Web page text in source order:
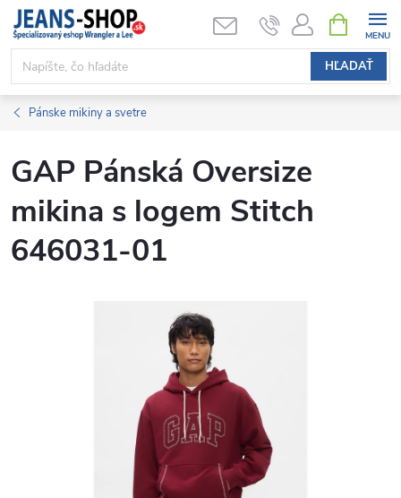
Prejsť
obsah
HĽADAŤ
KOŠÍK
Pánske mikiny a svetre
GAP Pánská Oversize
mikina s logem Stitch
646031-01